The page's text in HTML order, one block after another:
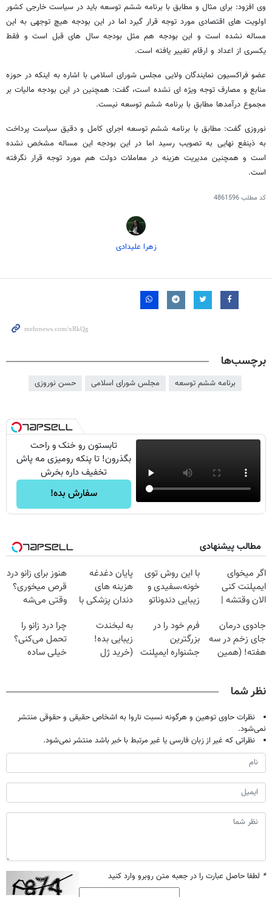
وی افزود: برای مثال و مطابق با برنامه ششم توسعه باید در سیاست خارجی کشور
اولویت های اقتصادی مورد توجه قرار گیرد اما در این بودجه هیچ توجهی به این
مساله نشده است و این بودجه هم مثل بودجه سال های قبل است و فقط
یکسری از اعداد و ارقام تغییر یافته است.
عضو فراکسیون نمایندگان ولایی مجلس شورای اسلامی با اشاره به اینکه در حوزه
منابع و مصارف توجه ویژه ای نشده است، گفت: همچنین در این بودجه مالیات بر
مجموع درآمدها مطابق با برنامه ششم توسعه نیست.
نوروزی گفت: مطابق با برنامه ششم توسعه اجرای کامل و دقیق سیاست پرداخت
به ذینفع نهایی به تصویب رسید اما در این بودجه این مساله مشخص نشده
است و همچنین مدیریت هزینه در معاملات دولت هم مورد توجه قرار نگرفته
است.
کد مطلب4861596
زهرا علیدادی
برچسب‌ها
برنامه ششم توسعه مجلس شورای اسلامی حسن نوروزی
تابستون رو خنک و راحت
بگذرون! تا پنکه رومیزی مه پاش
تخفیف داره بخرش
سفارش بده!
مطالب پیشنهادی
اگر میخوای
ایمپلنت کنی
الان وقتشه |
میلیون تومان!!!
با این روش توی
خونه،سفیدی و
زیبایی دندوناتو
(40%off)
پایان دغدغه
هزینه های
دندان پزشکی با
خانگی
هنوز برای زانو درد
قرص میخوری؟
وقتی می‌شه
درمانش کرد؟؟؟؟
جادوی درمان
جای زخم در سه
هفته! (همین
فرم خود را در
بزرگترین
جشنواره ایمپلنت
به لبخندت
زیبایی بده!
(خرید ژل
با40%تخفیف)
چرا درد زانو را
تحمل می‌کنی؟
خیلی ساده
نظر شما
نظرات حاوی توهین و هرگونه نسبت ناروا به اشخاص حقیقی و حقوقی منتشر
نمی‌شود.
نظراتی که غیر از زبان فارسی یا غیر مرتبط با خبر باشد منتشر نمی‌شود.
* لطفا حاصل عبارت را در جعبه متن روبرو وارد کنید